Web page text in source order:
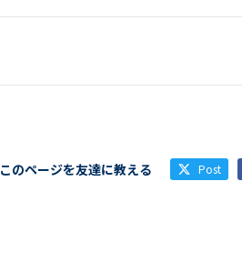
このページを友達に教える Post